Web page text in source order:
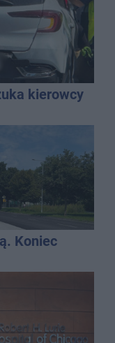
kierowcy
Koniec